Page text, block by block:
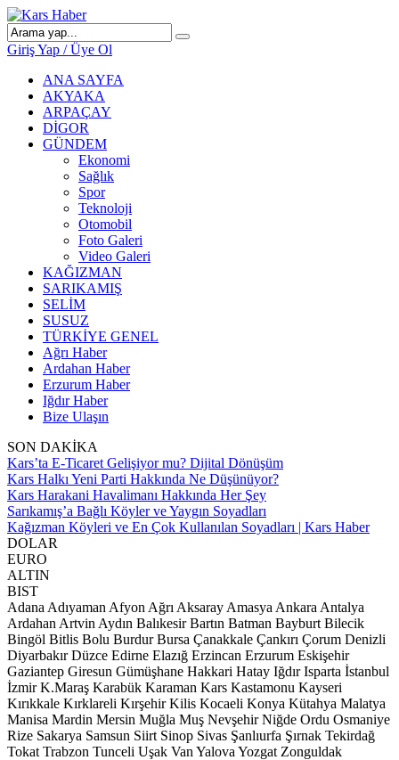
Giriş Yap / Üye Ol
ANA SAYFA
AKYAKA
ARPAÇAY
DİGOR
GÜNDEM
Ekonomi
Sağlık
Spor
Teknoloji
Otomobil
Foto Galeri
Video Galeri
KAĞIZMAN
SARIKAMIŞ
SELİM
SUSUZ
TÜRKİYE GENEL
Ağrı Haber
Ardahan Haber
Erzurum Haber
Iğdır Haber
Bize Ulaşın
SON DAKİKA
Kars’ta E-Ticaret Gelişiyor mu? Dijital Dönüşüm
Kars Halkı Yeni Parti Hakkında Ne Düşünüyor?
Kars Harakani Havalimanı Hakkında Her Şey
Sarıkamış’a Bağlı Köyler ve Yaygın Soyadları
Kağızman Köyleri ve En Çok Kullanılan Soyadları | Kars Haber
DOLAR
EURO
ALTIN
BIST
Adana Adıyaman Afyon Ağrı Aksaray Amasya Ankara Antalya
Ardahan Artvin Aydın Balıkesir Bartın Batman Bayburt Bilecik
Bingöl Bitlis Bolu Burdur Bursa Çanakkale Çankırı Çorum Denizli
Diyarbakır Düzce Edirne Elazığ Erzincan Erzurum Eskişehir
Gaziantep Giresun Gümüşhane Hakkari Hatay Iğdır Isparta İstanbul
İzmir K.Maraş Karabük Karaman Kars Kastamonu Kayseri
Kırıkkale Kırklareli Kırşehir Kilis Kocaeli Konya Kütahya Malatya
Manisa Mardin Mersin Muğla Muş Nevşehir Niğde Ordu Osmaniye
Rize Sakarya Samsun Siirt Sinop Sivas Şanlıurfa Şırnak Tekirdağ
Tokat Trabzon Tunceli Uşak Van Yalova Yozgat Zonguldak